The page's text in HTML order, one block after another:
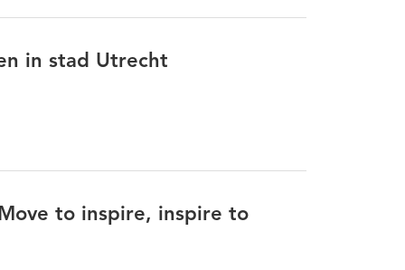
Nieuwe werkwijzen
Zelfredzaamheid Zelfregie
in stad Utrecht
to inspire, inspire to